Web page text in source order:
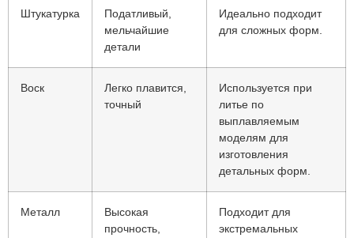
Штукатурка
Податливый,
мельчайшие
детали
Идеально подходит
для сложных форм.
Воск
Легко плавится,
точный
Используется при
литье по
выплавляемым
моделям для
изготовления
детальных форм.
Металл
Высокая
прочность,
Подходит для
экстремальных